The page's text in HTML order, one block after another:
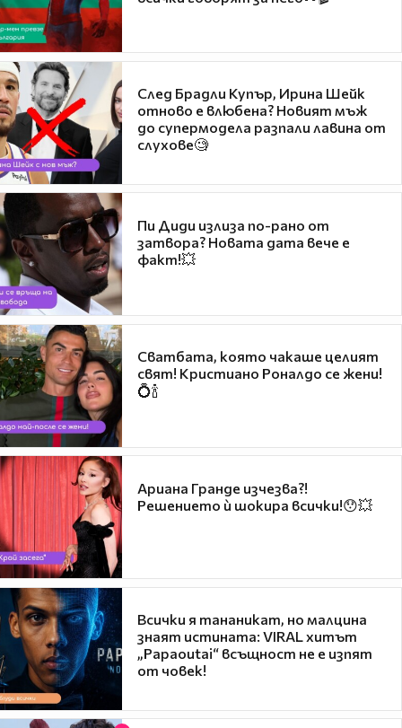
След Брадли Купър, Ирина Шейк
отново е влюбена? Новият мъж
до супермодела разпали лавина от
слухове🧐
Пи Диди излиза по-рано от
затвора? Новата дата вече е
факт!💥
Сватбата, която чакаше целият
свят! Кристиано Роналдо се жени!
💍🍾
Ариана Гранде изчезва?!
Решението ѝ шокира всички!😯💥
Всички я тананикат, но малцина
знаят истината: VIRAL хитът
„Papaoutai“ всъщност не е изпят
от човек!